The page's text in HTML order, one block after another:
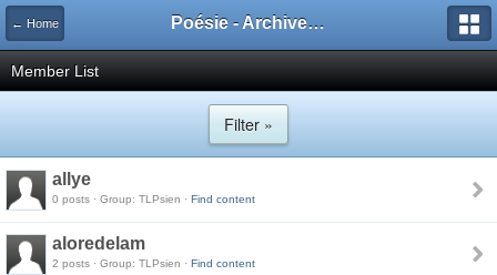
← Home Poésie - Archives de Toute La Poésie - 2005 - 2006
Member List
Filter »
allye
0 posts · Group: TLPsien · Find content
aloredelam
2 posts · Group: TLPsien · Find content